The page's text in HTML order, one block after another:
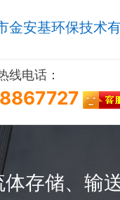
金安基环保技术
线电话：
存储、输